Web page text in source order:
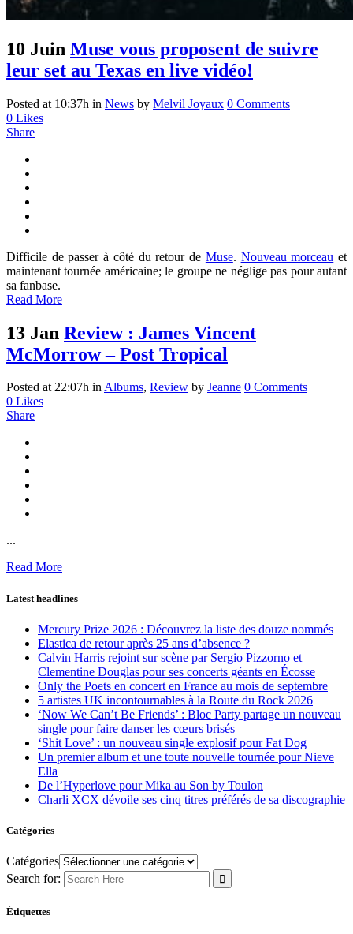
10 Juin Muse vous proposent de suivre
leur set au Texas en live vidéo!
Posted at 10:37h in News by Melvil Joyaux 0 Comments
0 Likes
Share
Difficile de passer à côté du retour de Muse. Nouveau morceau et
maintenant tournée américaine; le groupe ne néglige pas pour autant
sa fanbase.
Read More
13 Jan Review : James Vincent
McMorrow – Post Tropical
Posted at 22:07h inAlbums, Review by Jeanne 0 Comments
0 Likes
Share
...
Read More
Latest headlines
Mercury Prize 2026 : Découvrez la liste des douze nommés
Elastica de retour après 25 ans d’absence ?
Calvin Harris rejoint sur scène par Sergio Pizzorno et
Clementine Douglas pour ses concerts géants en Écosse
Only the Poets en concert en France au mois de septembre
5 artistes UK incontournables à la Route du Rock 2026
‘Now We Can’t Be Friends’ : Bloc Party partage un nouveau
single pour faire danser les cœurs brisés
‘Shit Love’ : un nouveau single explosif pour Fat Dog
Un premier album et une toute nouvelle tournée pour Nieve
Ella
De l’Hyperlove pour Mika au Son by Toulon
Charli XCX dévoile ses cinq titres préférés de sa discographie
Catégories
Catégories
Search for:
Étiquettes